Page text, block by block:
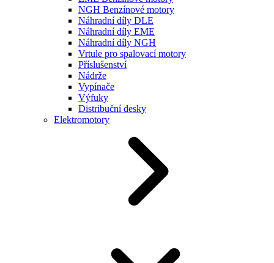
NGH Benzínové motory
Náhradní díly DLE
Náhradní díly EME
Náhradní díly NGH
Vrtule pro spalovací motory
Příslušenství
Nádrže
Vypínače
Výfuky
Distribuční desky
Elektromotory